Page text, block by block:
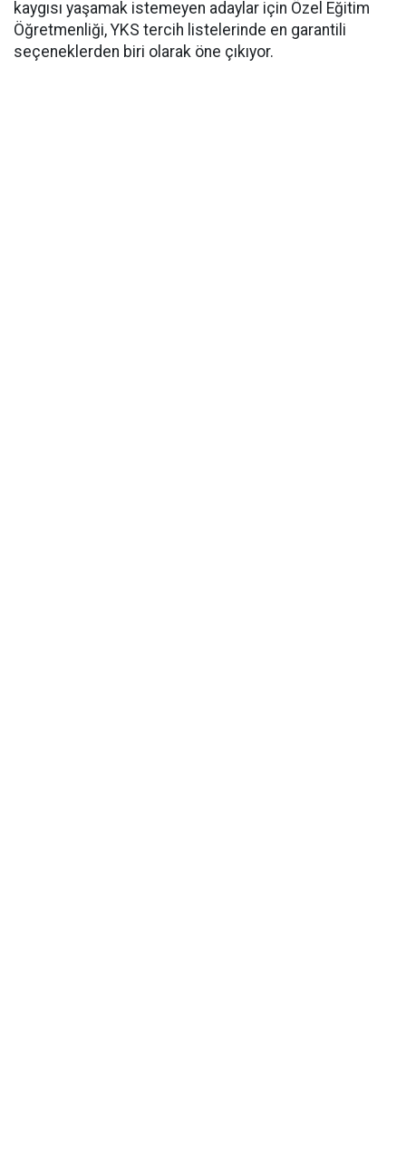
kaygısı yaşamak istemeyen adaylar için Özel Eğitim
Öğretmenliği, YKS tercih listelerinde en garantili
seçeneklerden biri olarak öne çıkıyor.